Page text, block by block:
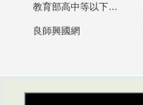
教育部高中等以下學校及幼兒園教師資格檢定考試
良師興國網